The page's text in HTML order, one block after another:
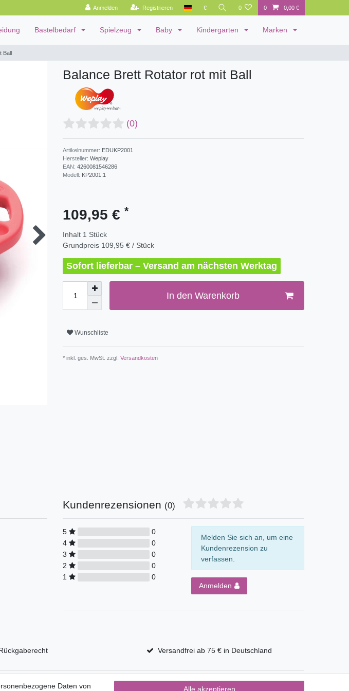
Anmelden Registrieren € 0 0 0,00 €
Bastelbedarf Spielzeug Baby Kindergarten Marken
Balance Brett Rotator rot mit Ball
(0)
Artikelnummer: EDUKP2001
Hersteller: Weplay
EAN: 4260081546286
Modell: KP2001.1
109,95 € *
Inhalt 1 Stück
Grundpreis 109,95 € / Stück
Sofort lieferbar – Versand am nächsten Werktag
In den Warenkorb
Wunschliste
* inkl. ges. MwSt. zzgl. Versandkosten
Kundenrezensionen (0)
5
0
4
0
3
0
2
0
1
0
Melden Sie sich an, um eine
Kundenrezension zu
verfassen.
Anmelden
Versandfrei ab 75 € in Deutschland
Service Daten von Alle akzeptieren